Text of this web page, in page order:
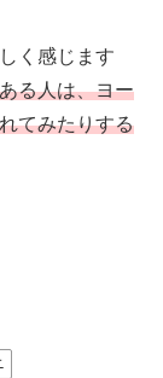
く感じます
る人は、ヨー
てみたりする